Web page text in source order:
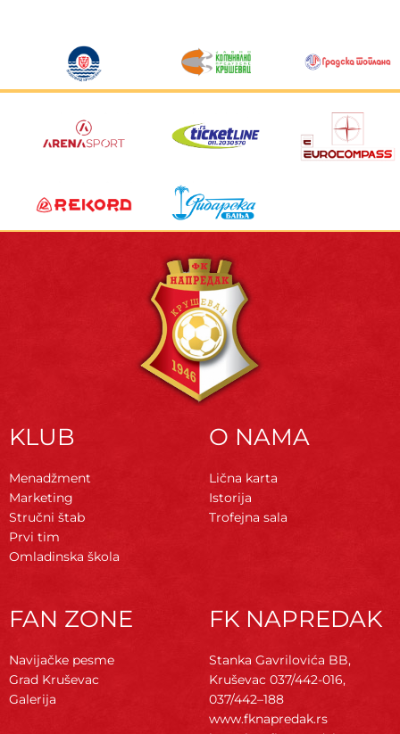
KLUB
Menadžment
Marketing
Stručni štab
Prvi tim
Omladinska škola
O NAMA
Lična karta
Istorija
Trofejna sala
FAN ZONE
Navijačke pesme
Grad Kruševac
Galerija
FK NAPREDAK
Stanka Gavrilovića BB,
Kruševac 037/442-016,
037/442–188
www.fknapredak.rs